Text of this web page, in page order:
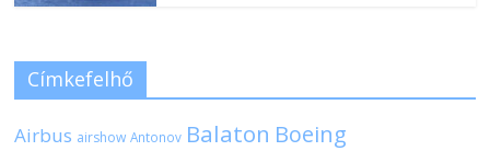
Címkefelhő
Airbus airshow Antonov Balaton Boeing